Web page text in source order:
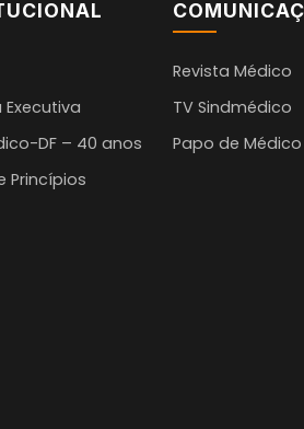
Executiva
DF – 40 anos
Princípios
Revista Médico
TV Sindmédico
Papo de Médico